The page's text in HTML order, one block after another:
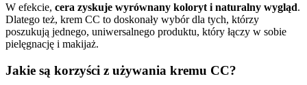
W efekcie, cera zyskuje wyrównany koloryt i naturalny wygląd.
Dlatego też, krem CC to doskonały wybór dla tych, którzy
poszukują jednego, uniwersalnego produktu, który łączy w sobie
pielęgnację i makijaż.
Jakie są korzyści z używania kremu CC?